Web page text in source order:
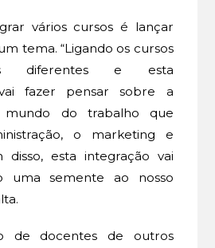
vários cursos é lançar
tema. “Ligando os cursos
diferentes e esta
fazer pensar sobre a
mundo do trabalho que
o marketing e
disso, esta integração vai
uma semente ao nosso
de docentes de outros